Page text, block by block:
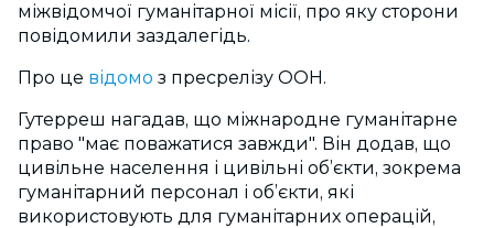
міжвідомчої гуманітарної місії, про яку сторони
повідомили заздалегідь.
Про це відомо з пресрелізу ООН.
Гутерреш нагадав, що міжнародне гуманітарне
право "має поважатися завжди". Він додав, що
цивільне населення і цивільні об’єкти, зокрема
гуманітарний персонал і об’єкти, які
використовують для гуманітарних операцій,